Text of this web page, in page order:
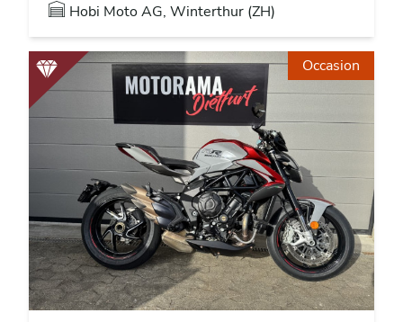
Hobi Moto AG, Winterthur (ZH)
Occasion